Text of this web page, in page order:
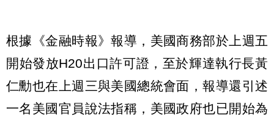
根據《金融時報》報導，美國商務部於上週五
開始發放H20出口許可證，至於輝達執行長黃
仁勳也在上週三與美國總統會面，報導還引述
一名美國官員說法指稱，美國政府也已開始為